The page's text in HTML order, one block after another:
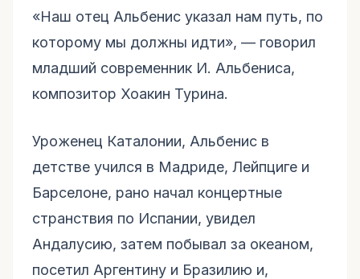
«Наш отец Альбенис указал нам путь, по
которому мы должны идти», — говорил
младший современник И. Альбениса,
композитор Хоакин Турина.
Уроженец Каталонии, Альбенис в
детстве учился в Мадриде, Лейпциге и
Барселоне, рано начал концертные
странствия по Испании, увидел
Андалусию, затем побывал за океаном,
посетил Аргентину и Бразилию и,